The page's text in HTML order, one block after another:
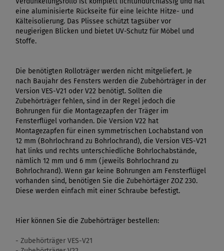
eine aluminisierte Rückseite für eine leichte Hitze- und
Kälteisolierung. Das Plissee schützt tagsüber vor
neugierigen Blicken und bietet UV-Schutz für Möbel und
Stoffe.
Die benötigten Rolloträger werden nicht mitgeliefert. Je
nach Baujahr des Fensters werden die Zubehörträger in der
Version VES-V21 oder V22 benötigt. Sollten die
Zubehörträger fehlen, sind in der Regel jedoch die
Bohrungen für die Montagezapfen der Träger im
Fensterflügel vorhanden. Die Version V22 hat
Montagezapfen für einen symmetrischen Lochabstand von
12 mm (Bohrlochrand zu Bohrlochrand), die Version VES-V21
hat links und rechts unterschiedliche Bohrlochabstände,
nämlich 12 mm und 6 mm (jeweils Bohrlochrand zu
Bohrlochrand). Wenn gar keine Bohrungen am Fensterflügel
vorhanden sind, benötigen Sie die Zubehörtäger ZOZ 230.
Diese werden einfach mit einer Schraube befestigt.
Hier können Sie die Zubehörträger bestellen:
- Zubehörträger VES-V21